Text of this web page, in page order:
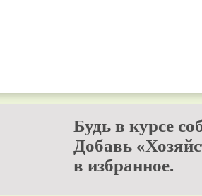
Будь в курсе
Добавь
в избранное.